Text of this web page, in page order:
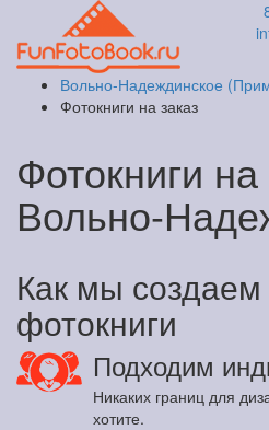
Вольно-Надеждинское
Фотокниги на заказ
Фотокниги на
Вольно-
Как мы
фотокниги
Подходим
Никаких границ для
хотите.